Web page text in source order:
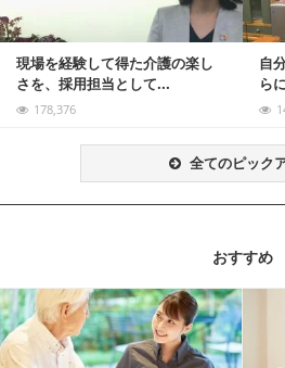
現場を経験して得た介護の楽し
さを、採用担当として...
178,376
自
ら
全てのピック
おすすめ
記事を読む